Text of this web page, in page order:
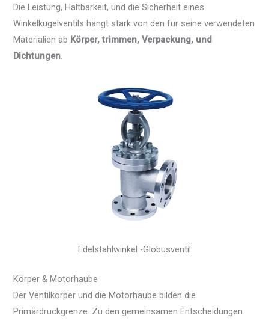
Die Leistung, Haltbarkeit, und die Sicherheit eines
Winkelkugelventils hängt stark von den für seine verwendeten
Materialien ab Körper, trimmen, Verpackung, und
Dichtungen.
Edelstahlwinkel -Globusventil
Körper & Motorhaube
Der Ventilkörper und die Motorhaube bilden die
Primärdruckgrenze. Zu den gemeinsamen Entscheidungen